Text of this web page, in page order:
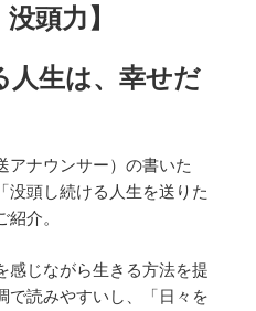
頭力】
人生は、幸せだ
アナウンサー）の書いた
没頭し続ける人生を送りた
介。
感じながら生きる方法を提
で読みやすいし、「日々を